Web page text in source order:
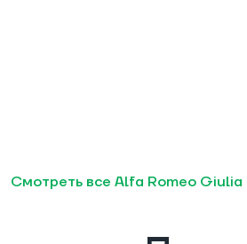
Смотреть все Alfa Romeo